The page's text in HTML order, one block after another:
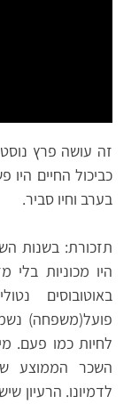
זה עושה פרץ
כביכול החיים
בערב וחיו סביר.
תזכורת: בשנות
היו מכוניות בלי
באוטובוסים
פועל(משפחה)
לחיות כמו פעם.
השכר הממוצע
לדמיונו. הרעיון